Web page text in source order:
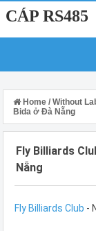
CÁP RS485
Home / Without
Bida ở Đà Nẵng
Fly Billiards
Nẵng
Fly Billiards Club -